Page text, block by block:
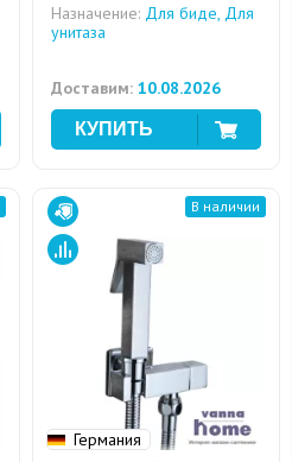
Назначение: Для биде, Для
унитаза
Доставим: 10.08.2026
Германия
В наличии